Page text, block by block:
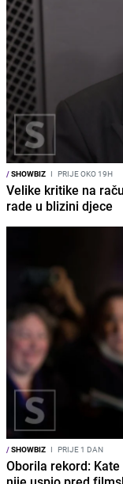
/SHOWBIZ I PRIJE OKO 19H
Velike kritike na
rade u blizini djece
/SHOWBIZ I PRIJE 1 DAN
Oborila rekord: